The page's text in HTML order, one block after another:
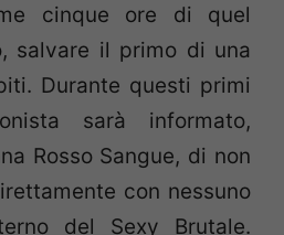
cinque ore di quel
salvare il primo di una
Durante questi primi
sarà informato,
Rosso Sangue, di non
con nessuno
del Sexy Brutale.